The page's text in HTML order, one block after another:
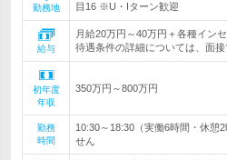
勤務地
目16 ※U・Iターン歓迎
給与
月給20万円～40万円＋各種イン
待遇条件の詳細については、面
初年度
年収
350万円～800万円
勤務
時間
10:30～18:30（実働6時間・休憩
せん